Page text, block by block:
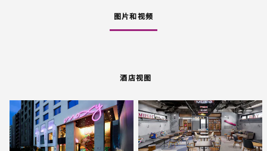
图片和视频
酒店视图